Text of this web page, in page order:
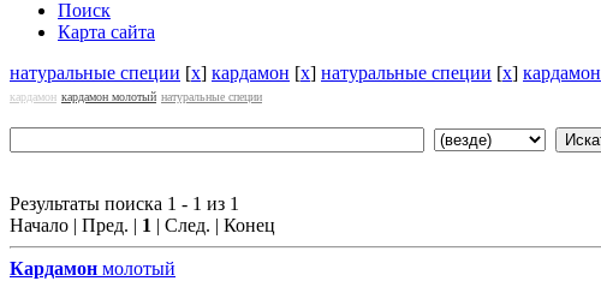
Поиск
Карта сайта
натуральные специи [x] кардамон [x] натуральные специи [x] кардамон
кардамон кардамон молотый натуральные специи
Результаты поиска 1 - 1 из 1
Начало | Пред. | 1 | След. | Конец
Кардамон молотый